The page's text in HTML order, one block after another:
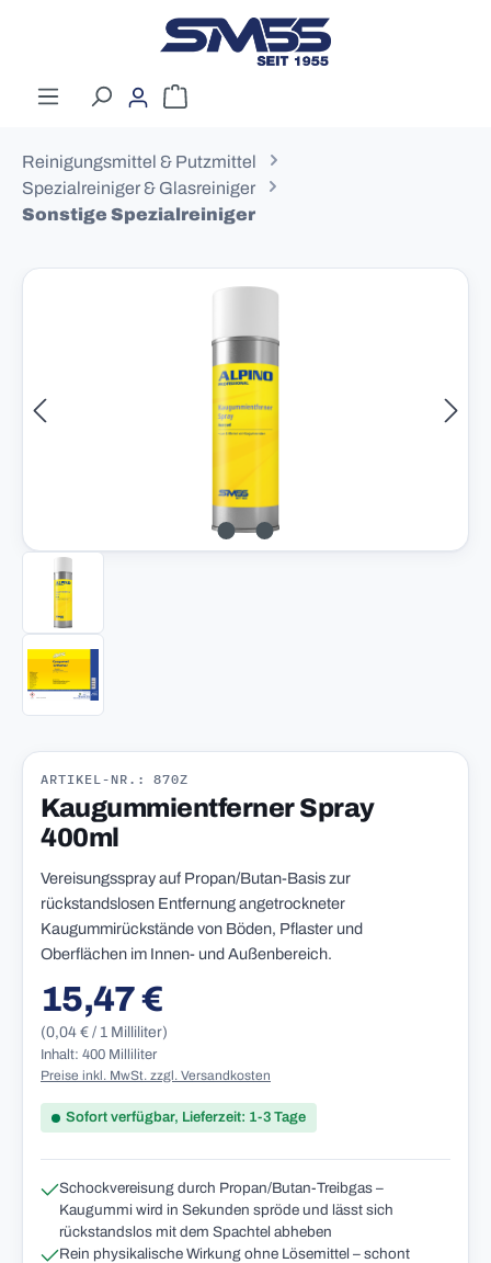
Zum Hauptinhalt springen
Warenkorb enthält 0 Positionen. Der
Reinigungsmittel & Putzmittel
Spezialreiniger & Glasreiniger
Sonstige Spezialreiniger
Bildergalerie überspringen
ARTIKEL-NR.: 870Z
Kaugummientferner Spray
400ml
Vereisungsspray auf Propan/Butan-Basis zur
rückstandslosen Entfernung angetrockneter
Kaugummirückstände von Böden, Pflaster und
Oberflächen im Innen- und Außenbereich.
Regulärer Preis:
15,47 €
(0,04 € / 1 Milliliter)
Inhalt: 400 Milliliter
Preise inkl. MwSt. zzgl. Versandkosten
Sofort verfügbar, Lieferzeit: 1-3 Tage
Schockvereisung durch Propan/Butan-Treibgas –
Kaugummi wird in Sekunden spröde und lässt sich
rückstandslos mit dem Spachtel abheben
Rein physikalische Wirkung ohne Lösemittel – schont